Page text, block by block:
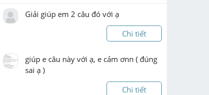
Giải giúp em 2 câu đó với ạ
Chi tiết
giúp e câu này với ạ, e cảm ơnn ( đúng
sai ạ )
Chi tiết